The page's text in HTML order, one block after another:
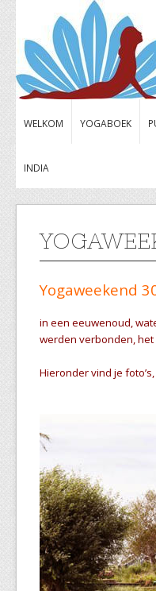
WELKOM YOGABOEK
INDIA
Yogaweekend
in een eeuwenoud,
werden verbonden,
Hieronder vind je